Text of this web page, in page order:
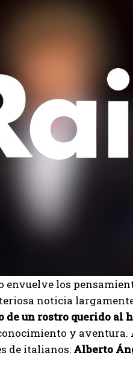
envuelve los
noticia
de un rostro querido al
y
de italianos: Alberto